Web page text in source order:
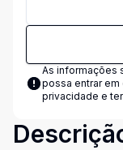
As informações
possa entrar
privacidade e